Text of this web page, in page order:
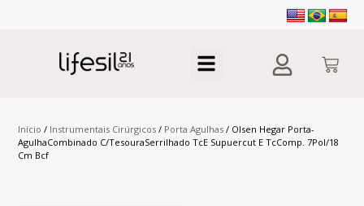
Início / Instrumentais Cirúrgicos / Porta Agulhas / Olsen Hegar Porta-
AgulhaCombinado C/TesouraSerrilhado TcE Supuercut E TcComp. 7Pol/18
Cm Bcf